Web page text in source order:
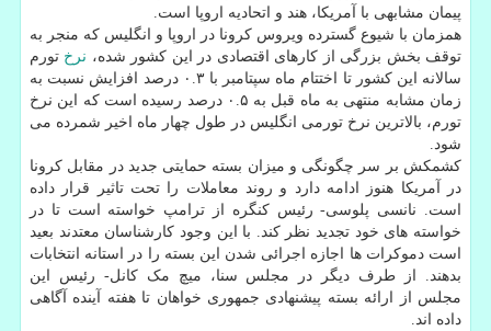
پیمان مشابهی با آمریکا، هند و اتحادیه اروپا است.
همزمان با شیوع گسترده ویروس کرونا در اروپا و انگلیس که منجر به
توقف بخش بزرگی از کارهای اقتصادی در این کشور شده، نرخ تورم
سالانه این کشور تا اختتام ماه سپتامبر با ۰.۳ درصد افزایش نسبت به
زمان مشابه منتهی به ماه قبل به ۰.۵ درصد رسیده است که این نرخ
تورم، بالاترین نرخ تورمی انگلیس در طول چهار ماه اخیر شمرده می
شود.
کشمکش بر سر چگونگی و میزان بسته حمایتی جدید در مقابل کرونا
در آمریکا هنوز ادامه دارد و روند معاملات را تحت تاثیر قرار داده
است. نانسی پلوسی- رئیس کنگره از ترامپ خواسته است تا در
خواسته های خود تجدید نظر کند. با این وجود کارشناسان معتدند بعید
است دموکرات ها اجازه اجرائی شدن این بسته را در استانه انتخابات
بدهند. از طرف دیگر در مجلس سنا، میچ مک کانل- رئیس این
مجلس از ارائه بسته پیشنهادی جمهوری خواهان تا هفته آینده آگاهی
داده اند.